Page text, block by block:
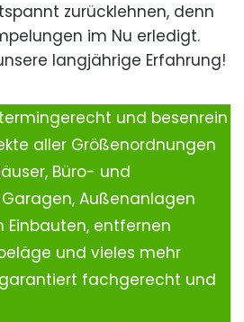
zurücklehnen, denn
im Nu erledigt.
langjährige Erfahrung!
und besenrein
aller Größenordnungen
Büro- und
Außenanlagen
Einbauten, entfernen
und vieles mehr
fachgerecht und